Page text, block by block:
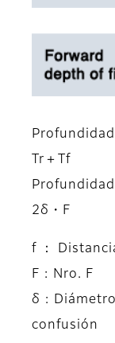
Tr＋Tf
2δ・F
f ：
F : Nro. F
δ :
confusión